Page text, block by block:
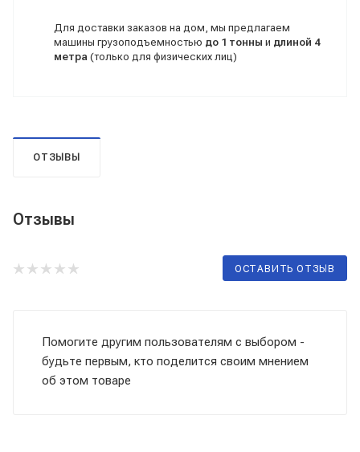
Для доставки заказов на дом, мы предлагаем
машины грузоподъемностью до 1 тонны и длиной 4
метра (только для физических лиц)
ОТЗЫВЫ
Отзывы
ОСТАВИТЬ ОТЗЫВ
Помогите другим пользователям с выбором -
будьте первым, кто поделится своим мнением
об этом товаре